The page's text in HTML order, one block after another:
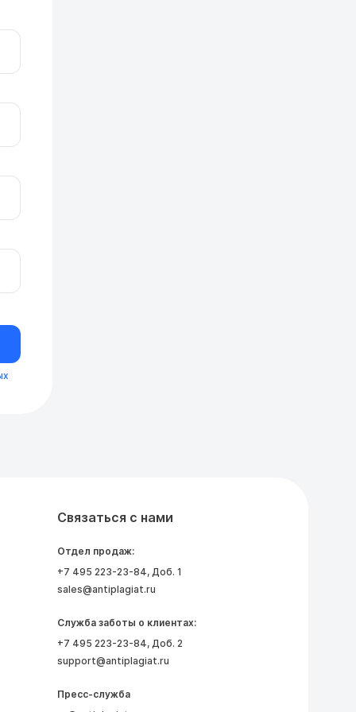
Связаться с нами
Отдел продаж:
+7 495 223-23-84, Доб. 1
sales@antiplagiat.ru
Служба заботы о клиентах:
+7 495 223-23-84, Доб. 2
support@antiplagiat.ru
Пресс-служба